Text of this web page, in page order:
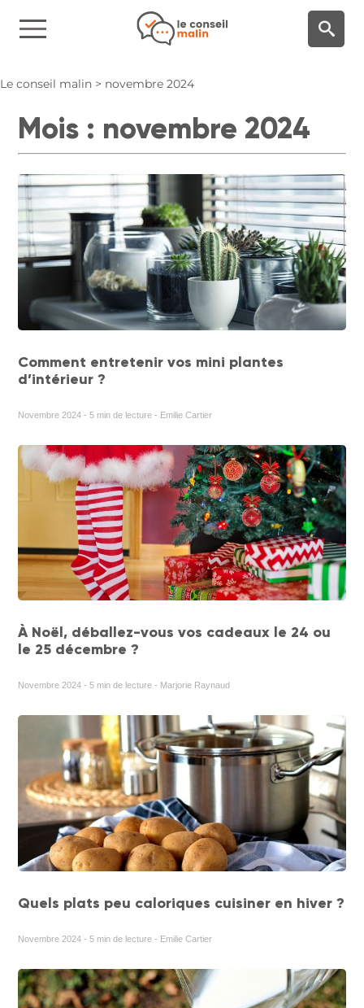
Le conseil malin > novembre 2024
Mois : novembre 2024
Comment entretenir vos mini plantes
d’intérieur ?
Novembre 2024 - 5 min de lecture - Emilie Cartier
À Noël, déballez-vous vos cadeaux le 24 ou
le 25 décembre ?
Novembre 2024 - 5 min de lecture - Marjorie Raynaud
Quels plats peu caloriques cuisiner en hiver ?
Novembre 2024 - 5 min de lecture - Emilie Cartier